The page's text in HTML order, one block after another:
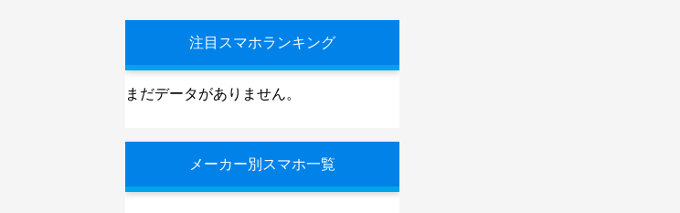
注目スマホランキング
まだデータがありません。
メーカー別スマホ一覧